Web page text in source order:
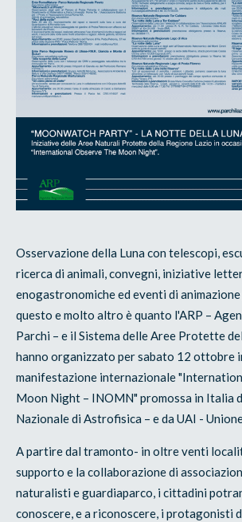
Osservazione della Luna con telescopi,
ricerca di animali, convegni, iniziative
enogastronomiche ed eventi di
questo e molto altro è quanto l'ARP –
Parchi – e il Sistema delle Aree Protette
hanno organizzato per sabato 12 ottobre
manifestazione internazionale
Moon Night – INOMN" promossa in Italia
Nazionale di Astrofisica – e da UAI -
A partire dal tramonto- in oltre venti
supporto e la collaborazione di
naturalisti e guardiaparco, i cittadini
conoscere, e a riconoscere, i protagonisti